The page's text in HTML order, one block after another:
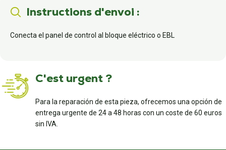
Instructions d'envoi :
Conecta el panel de control al bloque eléctrico o EBL
C'est urgent ?
Para la reparación de esta pieza, ofrecemos una opción de
entrega urgente de 24 a 48 horas con un coste de 60 euros
sin IVA.